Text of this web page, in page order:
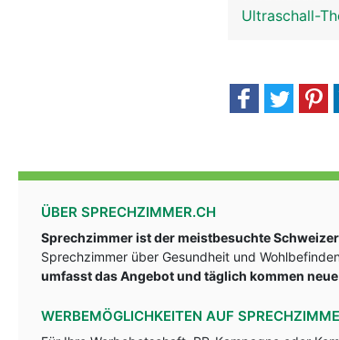
Ultraschall-
ÜBER SPRECHZIMMER.CH
Sprechzimmer ist der meistbesuchte
Sprechzimmer über Gesundheit und
umfasst das Angebot und täglich kommen
WERBEMÖGLICHKEITEN AUF